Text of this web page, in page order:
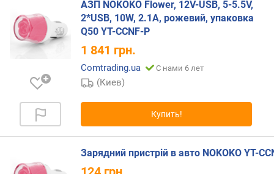
п
о
п
о
у
л
я
н
т
АЗП NOKOKO Flower, 12V-USB, 5-5.5V,
2*USB, 10W, 2.1A, рожевий, упаковка
Q50 YT-CCNF-P
1 841 грн.
Comtrading.ua С нами 6 лет
(Киев)
Купить!
Зарядний пристрій в авто NOKOKO YT-